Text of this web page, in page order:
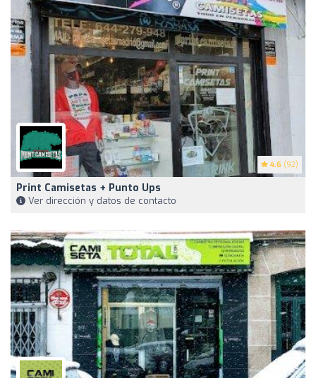
4.6 (92)
Print Camisetas + Punto Ups
Ver dirección y datos de contacto